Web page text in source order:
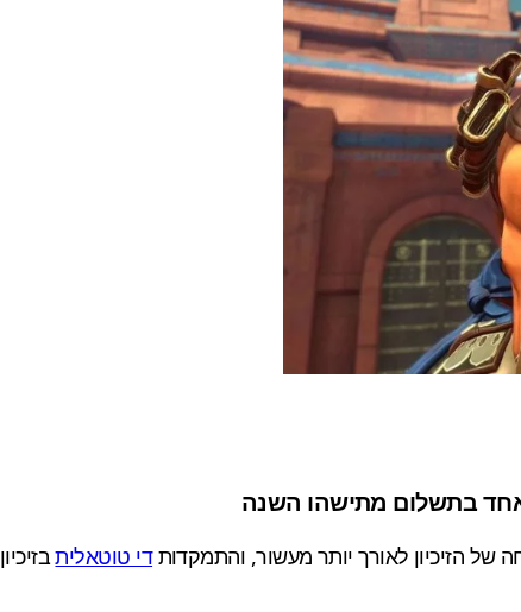
הזיכיון לאורך יותר מעשור, והתמקדותדי טוטאליתבזיכיון